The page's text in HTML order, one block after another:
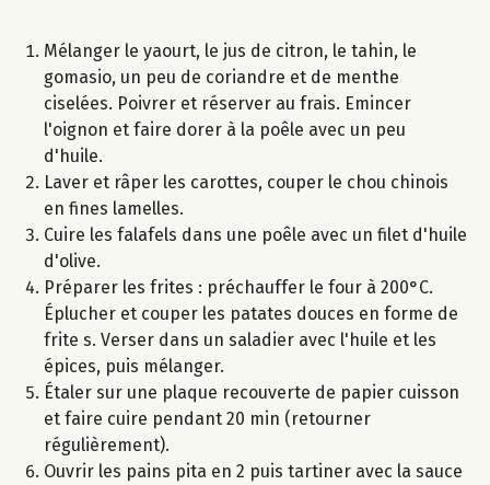
Mélanger le yaourt, le jus de citron, le tahin, le
gomasio, un peu de coriandre et de menthe
ciselées. Poivrer et réserver au frais. Emincer
l'oignon et faire dorer à la poêle avec un peu
d'huile.
Laver et râper les carottes, couper le chou chinois
en fines lamelles.
Cuire les falafels dans une poêle avec un filet d'huile
d'olive.
Préparer les frites : préchauffer le four à 200°C.
Éplucher et couper les patates douces en forme de
frite s. Verser dans un saladier avec l'huile et les
épices, puis mélanger.
Étaler sur une plaque recouverte de papier cuisson
et faire cuire pendant 20 min (retourner
régulièrement).
Ouvrir les pains pita en 2 puis tartiner avec la sauce